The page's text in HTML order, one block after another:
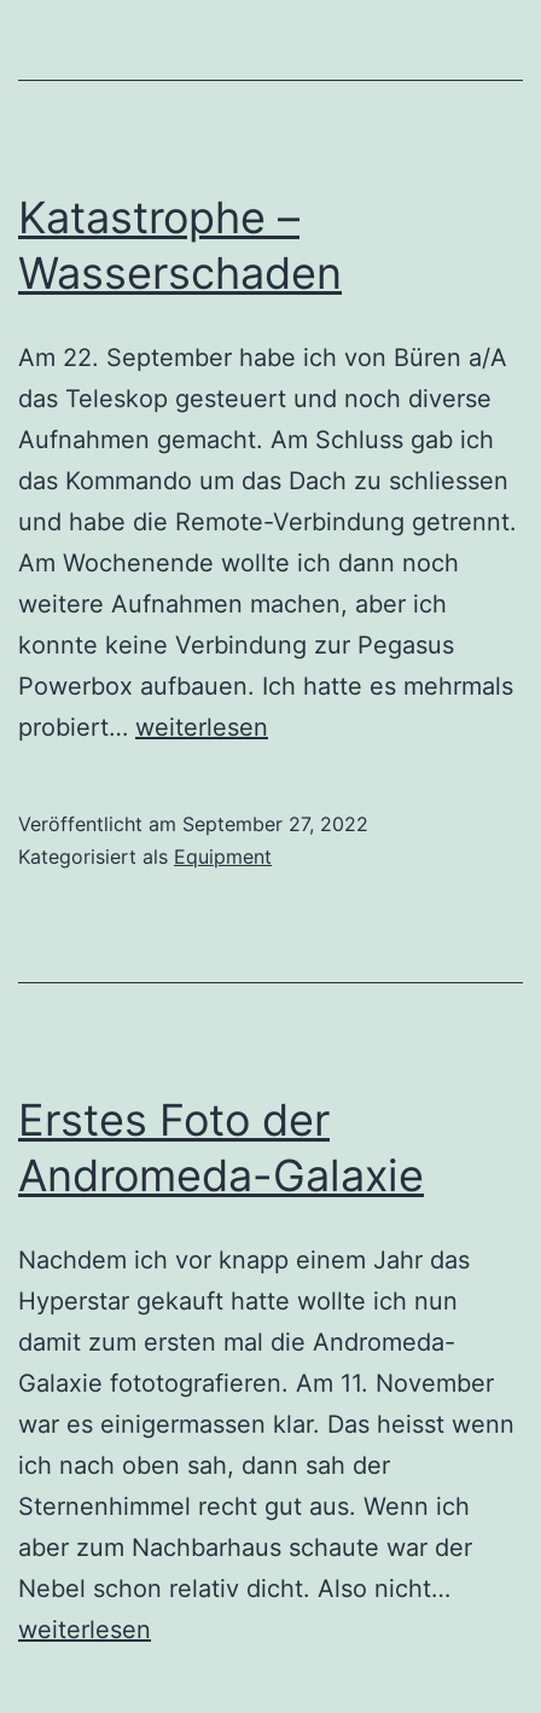
Katastrophe –
Wasserschaden
Am 22. September habe ich von Büren a/A
das Teleskop gesteuert und noch diverse
Aufnahmen gemacht. Am Schluss gab ich
das Kommando um das Dach zu schliessen
und habe die Remote-Verbindung getrennt.
Am Wochenende wollte ich dann noch
weitere Aufnahmen machen, aber ich
konnte keine Verbindung zur Pegasus
Powerbox aufbauen. Ich hatte es mehrmals
probiert… Katastrophe
weiterlesen
Veröffentlicht am September 27, 2022
Kategorisiert als Equipment
Erstes Foto der
Andromeda-Galaxie
Nachdem ich vor knapp einem Jahr das
Hyperstar gekauft hatte wollte ich nun
damit zum ersten mal die Andromeda-
Galaxie fototografieren. Am 11. November
war es einigermassen klar. Das heisst wenn
ich nach oben sah, dann sah der
Sternenhimmel recht gut aus. Wenn ich
aber zum Nachbarhaus schaute war der
Nebel schon relativ dicht. Also nicht…
weiterlesen